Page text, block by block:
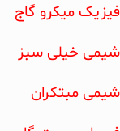
فیزیک میکرو گاج
شیمی خیلی سبز
شیمی مبتکران